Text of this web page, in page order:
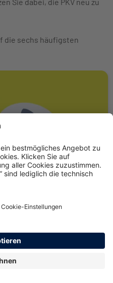
die sechs häufigsten
lassen wir Sie nicht